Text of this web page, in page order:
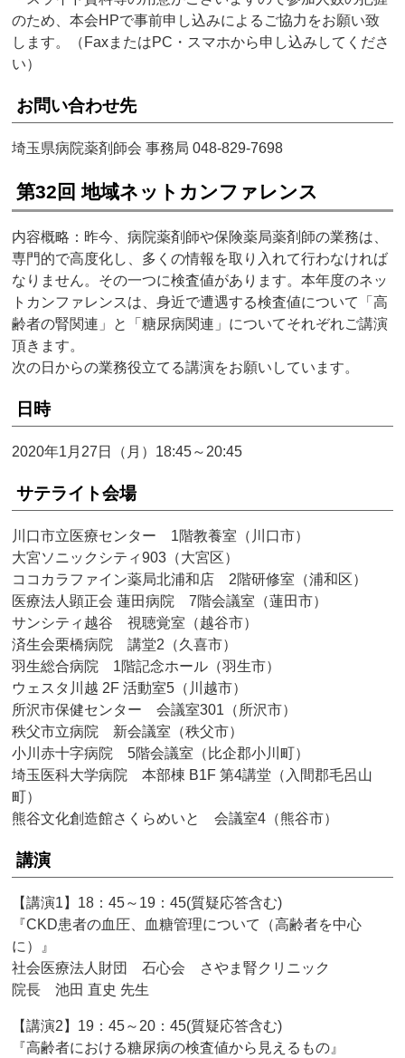
のため、本会HPで事前申し込みによるご協力をお願い致
します。（FaxまたはPC・スマホから申し込みしてくださ
い）
お問い合わせ先
埼玉県病院薬剤師会 事務局 048-829-7698
第32回 地域ネットカンファレンス
内容概略：昨今、病院薬剤師や保険薬局薬剤師の業務は、
専門的で高度化し、多くの情報を取り入れて行わなければ
なりません。その一つに検査値があります。本年度のネッ
トカンファレンスは、身近で遭遇する検査値について「高
齢者の腎関連」と「糖尿病関連」についてそれぞれご講演
頂きます。
次の日からの業務役立てる講演をお願いしています。
日時
2020年1月27日（月）18:45～20:45
サテライト会場
川口市立医療センター 1階教養室（川口市）
大宮ソニックシティ903（大宮区）
ココカラファイン薬局北浦和店 2階研修室（浦和区）
医療法人顕正会 蓮田病院 7階会議室（蓮田市）
サンシティ越谷 視聴覚室（越谷市）
済生会栗橋病院 講堂2（久喜市）
羽生総合病院 1階記念ホール（羽生市）
ウェスタ川越 2F 活動室5（川越市）
所沢市保健センター 会議室301（所沢市）
秩父市立病院 新会議室（秩父市）
小川赤十字病院 5階会議室（比企郡小川町）
埼玉医科大学病院 本部棟 B1F 第4講堂（入間郡毛呂山
町）
熊谷文化創造館さくらめいと 会議室4（熊谷市）
講演
【講演1】18：45～19：45(質疑応答含む)
『CKD患者の血圧、血糖管理について（高齢者を中心
に）』
社会医療法人財団 石心会 さやま腎クリニック
院長 池田 直史 先生
【講演2】19：45～20：45(質疑応答含む)
『高齢者における糖尿病の検査値から見えるもの』